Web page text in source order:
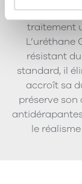
Un point clé
traitement
L’uréthane
résistant
standard, il
accroît sa
préserve
le